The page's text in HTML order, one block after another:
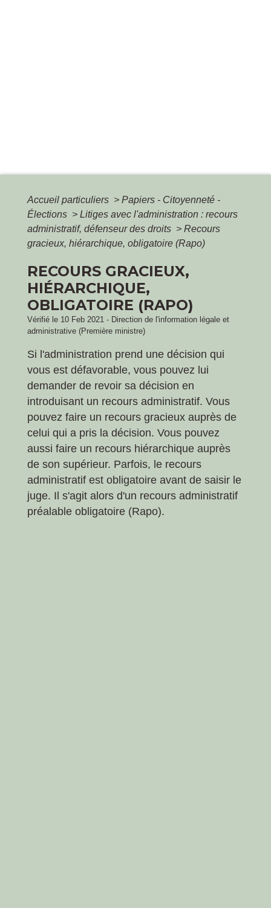
Accueil particuliers > Papiers - Citoyenneté -
Élections > Litiges avec l'administration : recours
administratif, défenseur des droits > Recours
gracieux, hiérarchique, obligatoire (Rapo)
RECOURS GRACIEUX,
HIÉRARCHIQUE,
OBLIGATOIRE (RAPO)
Vérifié le 10 Feb 2021 - Direction de l'information légale et
administrative (Première ministre)
Si l'administration prend une décision qui
vous est défavorable, vous pouvez lui
demander de revoir sa décision en
introduisant un recours administratif. Vous
pouvez faire un recours gracieux auprès de
celui qui a pris la décision. Vous pouvez
aussi faire un recours hiérarchique auprès
de son supérieur. Parfois, le recours
administratif est obligatoire avant de saisir le
juge. Il s'agit alors d'un recours administratif
préalable obligatoire (Rapo).